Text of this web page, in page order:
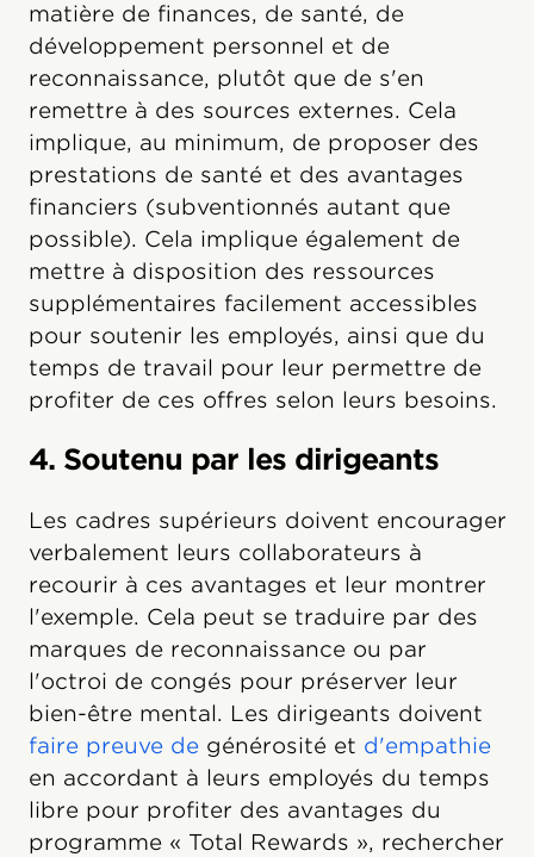
matière de finances, de santé, de
développement personnel et de
reconnaissance, plutôt que de s'en
remettre à des sources externes. Cela
implique, au minimum, de proposer des
prestations de santé et des avantages
financiers (subventionnés autant que
possible). Cela implique également de
mettre à disposition des ressources
supplémentaires facilement accessibles
pour soutenir les employés, ainsi que du
temps de travail pour leur permettre de
profiter de ces offres selon leurs besoins.
4. Soutenu par les dirigeants
Les cadres supérieurs doivent encourager
verbalement leurs collaborateurs à
recourir à ces avantages et leur montrer
l'exemple. Cela peut se traduire par des
marques de reconnaissance ou par
l'octroi de congés pour préserver leur
bien-être mental. Les dirigeants doivent
faire preuve de générosité et d'empathie
en accordant à leurs employés du temps
libre pour profiter des avantages du
programme « Total Rewards », rechercher